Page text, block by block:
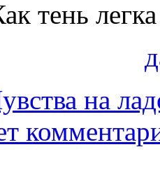
тень
на